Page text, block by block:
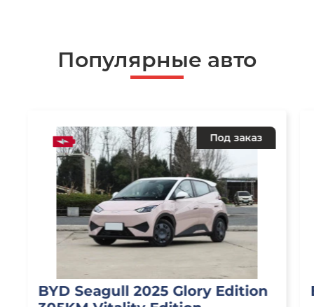
Популярные авто
Под заказ
BYD Seagull 2025 Glory Edition